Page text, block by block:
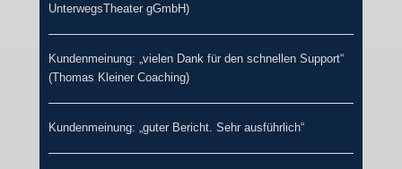
UnterwegsTheater gGmbH)
Kundenmeinung: „vielen Dank für den schnellen Support“
(Thomas Kleiner Coaching)
Kundenmeinung: „guter Bericht. Sehr ausführlich“